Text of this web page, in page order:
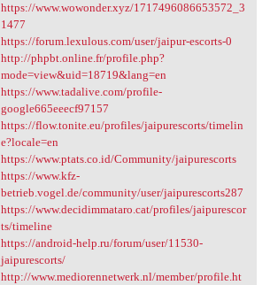
https://www.wowonder.xyz/1717496086653572_3
1477
https://forum.lexulous.com/user/jaipur-escorts-0
http://phpbt.online.fr/profile.php?
mode=view&uid=18719&lang=en
https://www.tadalive.com/profile-
google665eeecf97157
https://flow.tonite.eu/profiles/jaipurescorts/timelin
e?locale=en
https://www.ptats.co.id/Community/jaipurescorts
https://www.kfz-
betrieb.vogel.de/community/user/jaipurescorts287
https://www.decidimmataro.cat/profiles/jaipurescor
ts/timeline
https://android-help.ru/forum/user/11530-
jaipurescorts/
http://www.mediorennetwerk.nl/member/profile.ht